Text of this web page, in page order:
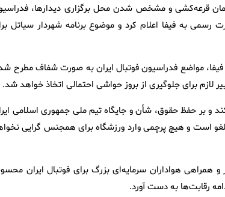
قرعه‌کشی و مشخص شدن محل برگزاری دیدارها،
رسمی به فیفا اعلام کرد و موضوع برنامه شهردار سیاتل
فیفا، مواضع فدراسیون فوتبال ایران به صورت شفاف مطرح
لازم برای جلوگیری از بروز حواشی احتمالی اتخاذ خواهد شد.
و بر حفظ حقوق، شأن و جایگاه تیم ملی جمهوری اسلامی
لغو است و هیچ پرچمی وارد ورزشگاه برای همجنس گرایی
همراهی هواداران سرمایه‌ای بزرگ برای فوتبال ایران
رقابت‌ها به دست آورد.